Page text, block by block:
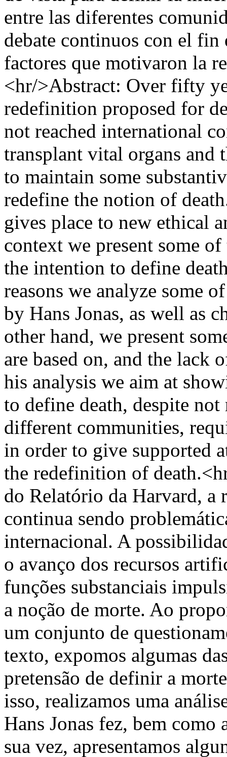
entre las diferentes
debate continuos con el fin
factores que motivaron la
<hr/>Abstract: Over fifty
redefinition proposed for
not reached international
transplant vital organs and
to maintain some
redefine the notion of
gives place to new ethical
context we present some
the intention to define
reasons we analyze some
by Hans Jonas, as well as
other hand, we present
are based on, and the lack
his analysis we aim at
to define death, despite
different communities,
in order to give supported
the redefinition of
do Relatório da Harvard, a
continua sendo
internacional. A
o avanço dos recursos
funções substanciais
a noção de morte. Ao
um conjunto de
texto, expomos algumas
pretensão de definir a
isso, realizamos uma
Hans Jonas fez, bem como
sua vez, apresentamos